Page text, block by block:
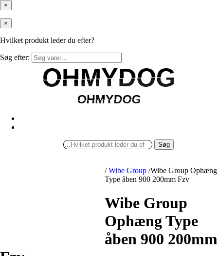
×
×
Hvilket produkt leder du efter?
Søg efter:
OHMYDOG
OHMYDOG
OHMYDOG
OHMYDOG
Søg
/ Wibe Group /Wibe Group Ophæng
Type åben 900 200mm Fzv
Wibe Group
Ophæng Type
åben 900 200mm